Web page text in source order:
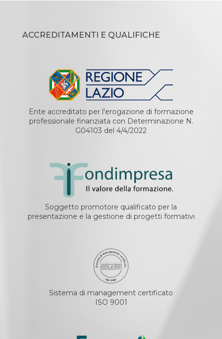
ACCREDITAMENTI E QUALIFICHE
Ente accreditato per l'erogazione di formazione
professionale finanziata con Determinazione N.
G04103 del 4/4/2022
Soggetto promotore qualificato per la
presentazione e la gestione di progetti formativi
Sistema di management certificato
ISO 9001